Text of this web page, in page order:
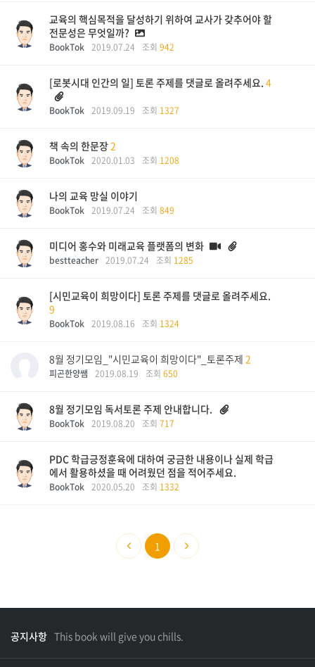
교육의 핵심목적을 달성하기 위하여 교사가 갖추어야 할
전문성은 무엇일까?
BookTok 2019.07.24 조회 942
[로봇시대 인간의 일] 토론 주제를 댓글로 올려주세요. 4
BookTok 2019.09.19 조회 1327
책 속의 한문장2
BookTok 2020.01.03 조회 1208
나의 교육 망실 이야기
BookTok 2019.07.24 조회 849
미디어 홍수와 미래교육 플랫폼의 변화
bestteacher 2019.07.24 조회 1285
[시민교육이 희망이다] 토론 주제를 댓글로 올려주세요.
9
BookTok 2019.08.16 조회 1324
8월 정기모임_"시민교육이 희망이다"_토론주제 2
피곤한양쌤 2019.08.19 조회 650
8월 정기모임 독서토론 주제 안내합니다.
BookTok 2019.08.20 조회 717
PDC 학급긍정훈육에 대하여 궁금한 내용이나 실제 학급
에서 활용하셨을 때 어려웠던 점을 적어주세요.
BookTok 2020.05.20 조회 1332
1
공지사항 This book will give you chills.